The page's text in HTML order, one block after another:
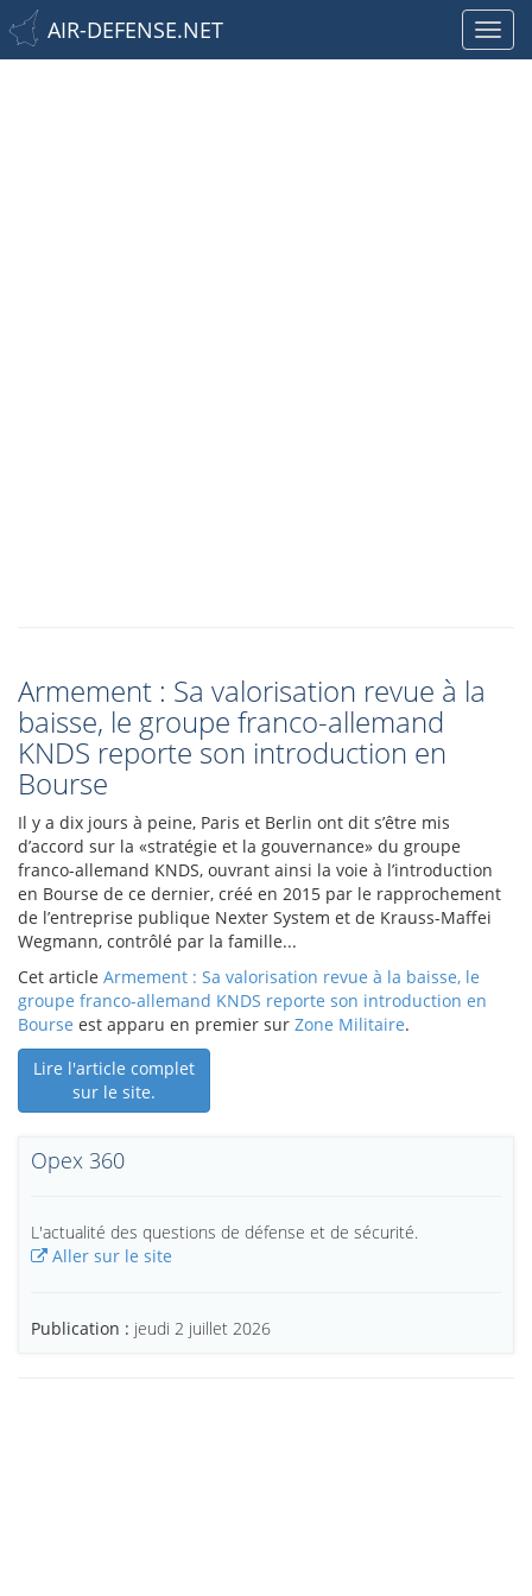
AIR-DEFENSE.NET
Armement : Sa valorisation revue à la
baisse, le groupe franco-allemand
KNDS reporte son introduction en
Bourse
Il y a dix jours à peine, Paris et Berlin ont dit s’être mis
d’accord sur la «stratégie et la gouvernance» du groupe
franco-allemand KNDS, ouvrant ainsi la voie à l’introduction
en Bourse de ce dernier, créé en 2015 par le rapprochement
de l’entreprise publique Nexter System et de Krauss-Maffei
Wegmann, contrôlé par la famille...
Cet article Armement : Sa valorisation revue à la baisse, le
groupe franco-allemand KNDS reporte son introduction en
Bourse est apparu en premier sur Zone Militaire.
Lire l'article complet
sur le site.
Opex 360
L'actualité des questions de défense et de sécurité.
Aller sur le site
Publication : jeudi 2 juillet 2026